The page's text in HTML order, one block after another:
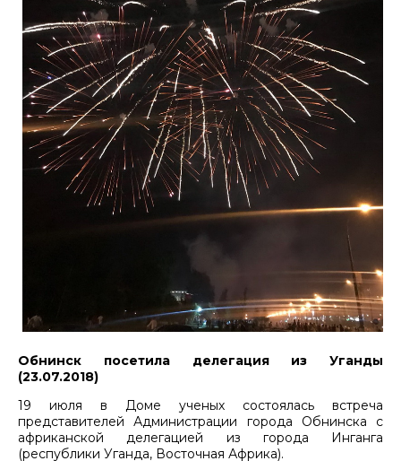
Обнинск посетила делегация из Уганды
(23.07.2018)
19 июля в Доме ученых состоялась встреча
представителей Администрации города Обнинска с
африканской делегацией из города Инганга
(республики Уганда, Восточная Африка).